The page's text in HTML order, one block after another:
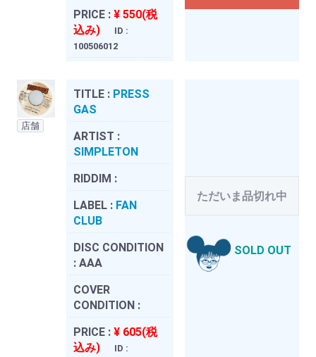
PRICE : ¥ 550(税
込み)
ID :
100506012
店舗
TITLE : PRESS
GAS
ARTIST :
SIMPLETON
RIDDIM :
LABEL : FAN
CLUB
DISC CONDITION
: AAA
COVER
CONDITION :
PRICE : ¥ 605(税
込み)
ID :
ただいま品切れ中
SOLD OUT